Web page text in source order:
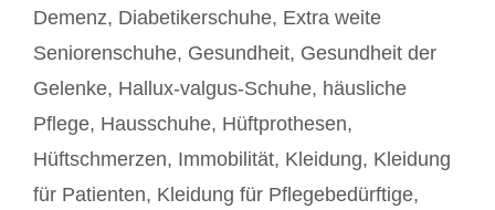
Demenz, Diabetikerschuhe, Extra weite
Seniorenschuhe, Gesundheit, Gesundheit der
Gelenke, Hallux-valgus-Schuhe, häusliche
Pflege, Hausschuhe, Hüftprothesen,
Hüftschmerzen, Immobilität, Kleidung, Kleidung
für Patienten, Kleidung für Pflegebedürftige,